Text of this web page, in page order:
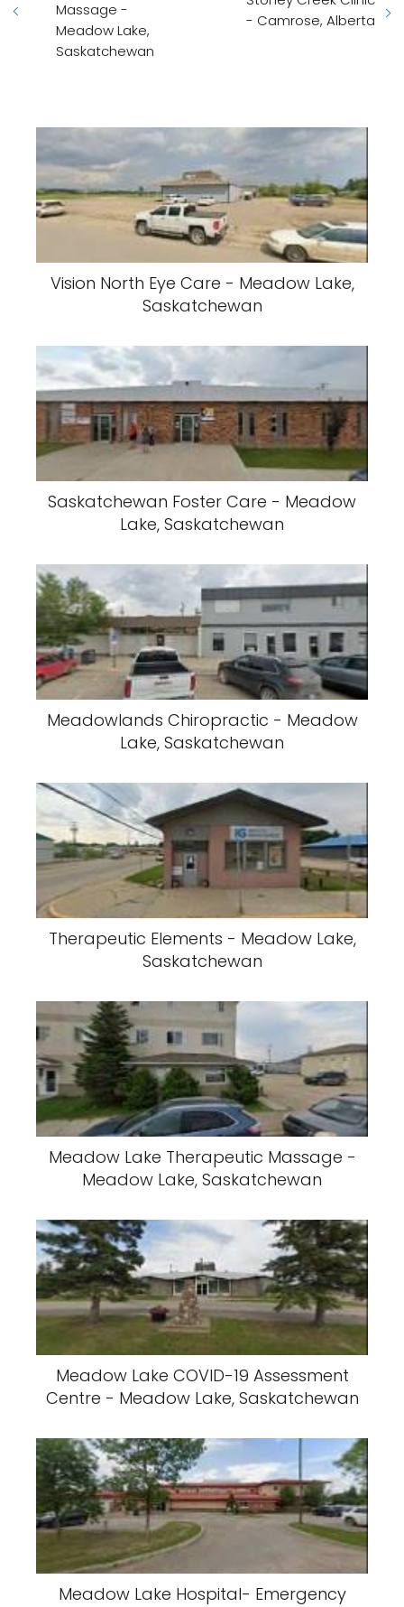
Massage -
Meadow Lake,
Saskatchewan
- Camrose, Alberta
Vision North Eye Care - Meadow Lake,
Saskatchewan
Saskatchewan Foster Care - Meadow
Lake, Saskatchewan
Meadowlands Chiropractic - Meadow
Lake, Saskatchewan
Therapeutic Elements - Meadow Lake,
Saskatchewan
Meadow Lake Therapeutic Massage -
Meadow Lake, Saskatchewan
Meadow Lake COVID-19 Assessment
Centre - Meadow Lake, Saskatchewan
Meadow Lake Hospital- Emergency